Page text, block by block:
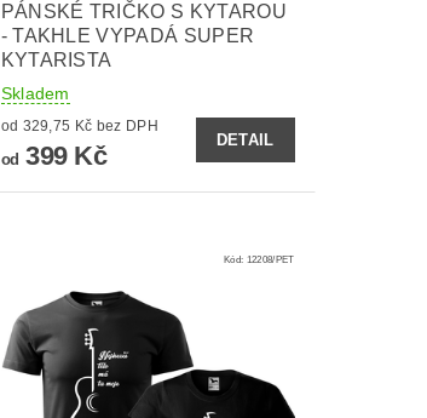
PÁNSKÉ TRIČKO S KYTAROU
- TAKHLE VYPADÁ SUPER
KYTARISTA
Skladem
od 329,75 Kč bez DPH
od 399 Kč
DETAIL
Kód: 12208/PET